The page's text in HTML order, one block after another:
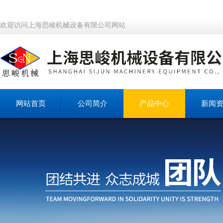
欢迎访问上海思峻机械设备有限公司网站
网站首页 公司简介 产品中心 新闻